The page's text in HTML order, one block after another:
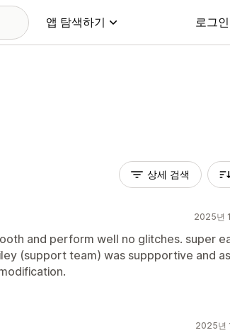
앱 탐색하기 로그인
상세 검색
2025년
and perform well no glitches. super
(support team) was suppportive and
2025년